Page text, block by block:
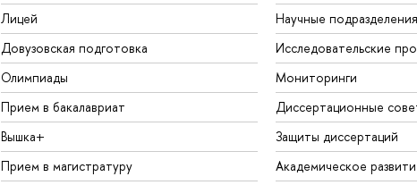
Лицей
Довузовская подготовка
Олимпиады
Прием в бакалавриат
Вышка+
Прием в магистратуру
Научные подразделения
Исследовательские
Мониторинги
Диссертационные
Защиты диссертаций
Академическое